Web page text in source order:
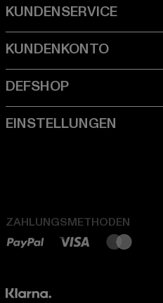
ZAHLUNGSMETHODEN